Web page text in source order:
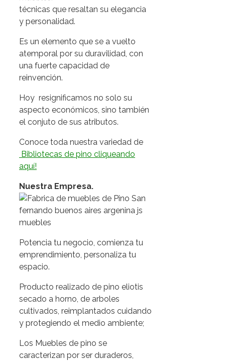
técnicas que resaltan su elegancia
y personalidad.
Es un elemento que se a vuelto
atemporal por su duravilidad, con
una fuerte capacidad de
reinvención.
Hoy resignificamos no solo su
aspecto económicos, sino también
el conjuto de sus atributos.
Conoce toda nuestra variedad de
Bibliotecas de pino cliqueando
aquí!
Nuestra Empresa.
Potencia tu negocio, comienza tu
emprendimiento, personaliza tu
espacio.
Producto realizado de pino eliotis
secado a horno, de arboles
cultivados, reimplantados cuidando
y protegiendo el medio ambiente;
Los Muebles de pino se
caracterizan por ser duraderos,